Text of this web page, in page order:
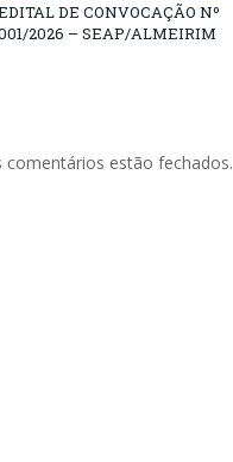
DE CONVOCAÇÃO Nº
2026 – SEAP/ALMEIRIM
comentários estão fechados.